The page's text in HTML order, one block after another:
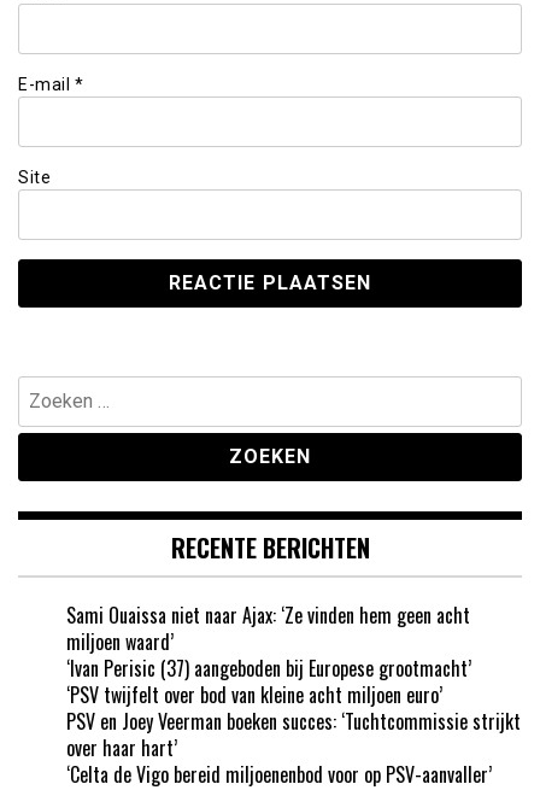
E-mail *
Site
Zoeken
naar:
RECENTE BERICHTEN
Sami Ouaissa niet naar Ajax: ‘Ze vinden hem geen acht
miljoen waard’
‘Ivan Perisic (37) aangeboden bij Europese grootmacht’
‘PSV twijfelt over bod van kleine acht miljoen euro’
PSV en Joey Veerman boeken succes: ‘Tuchtcommissie strijkt
over haar hart’
‘Celta de Vigo bereid miljoenenbod voor op PSV-aanvaller’